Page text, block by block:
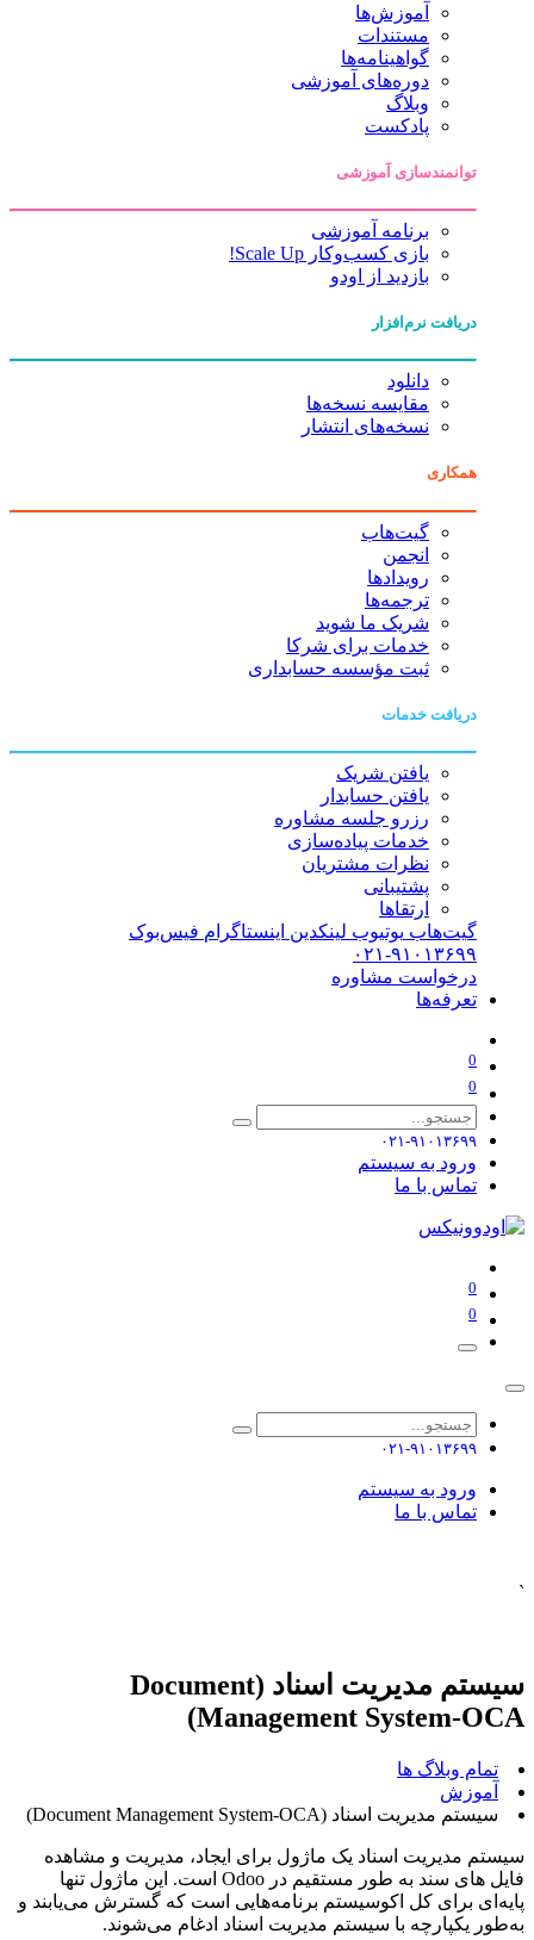
آموزش‌ها
مستندات
گواهینامه‌ها
دوره‌های آموزشی
وبلاگ
پادکست
توانمندسازی آموزشی
برنامه آموزشی
بازی کسب‌وکار Scale Up!
بازدید از اودو
دریافت نرم‌افزار
دانلود
مقایسه نسخه‌ها
نسخه‌های انتشار
همکاری
گیت‌هاب
انجمن
رویدادها
ترجمه‌ها
شریک ما شوید
خدمات برای شرکا
ثبت مؤسسه حسابداری
دریافت خدمات
یافتن شریک
یافتن حسابدار
رزرو جلسه مشاوره
خدمات پیاده‌سازی
نظرات مشتریان
پشتیبانی
ارتقاها
گیت‌هاب یوتیوب لینکدین اینستاگرام فیس‌بوک
۰۲۱-۹۱۰۱۳۶۹۹
درخواست مشاوره
تعرفه‌ها
0
0
۰۲۱-۹۱۰۱۳۶۹۹
ورود به سیستم
تماس با ما
0
0
۰۲۱-۹۱۰۱۳۶۹۹
ورود به سیستم
تماس با ما
`
سیستم مدیریت اسناد (Document
Management System-OCA)
تمام وبلاگ ها
آموزش
سیستم مدیریت اسناد (Document Management System-OCA)
سیستم مدیریت اسناد یک ماژول برای ایجاد، مدیریت و مشاهده
فایل های سند به طور مستقیم در Odoo است. این ماژول تنها
پایه‌ای برای کل اکوسیستم برنامه‌هایی است که گسترش می‌یابند و
به‌طور یکپارچه با سیستم مدیریت اسناد ادغام می‌شوند.